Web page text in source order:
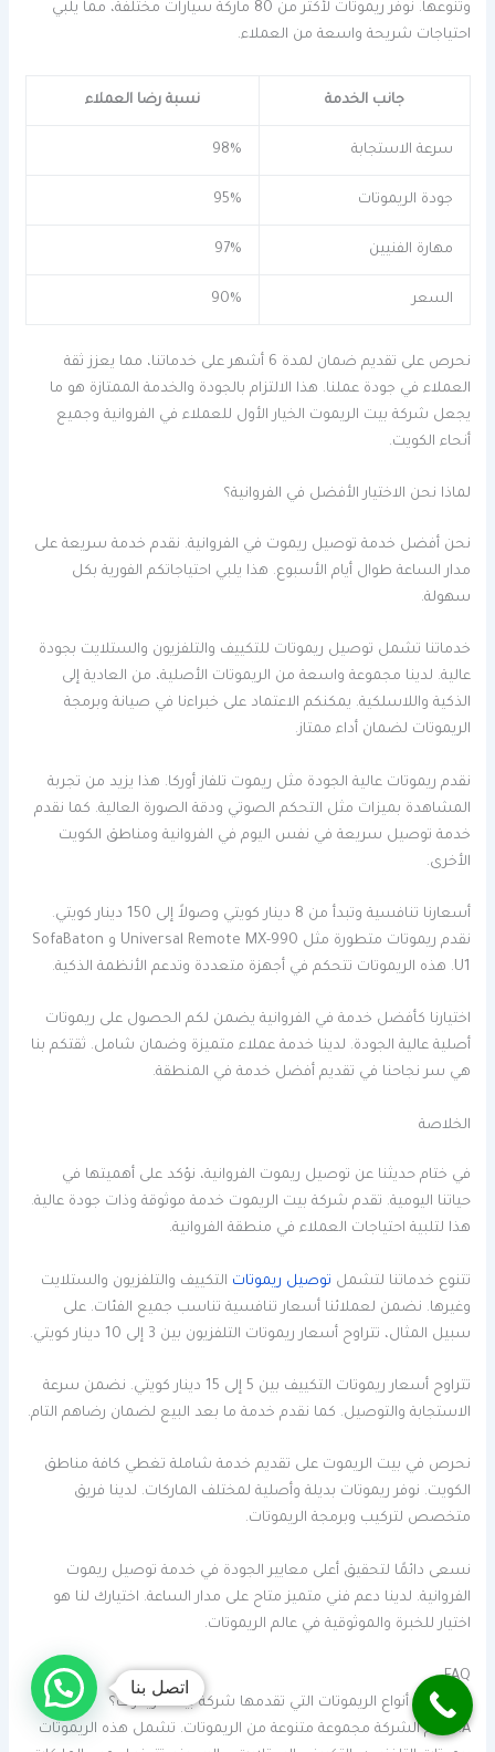
وتنوعها. نوفر ريموتات لأكثر من 80 ماركة سيارات مختلفة، مما يلبي
احتياجات شريحة واسعة من العملاء.
جانب الخدمة نسبة رضا العملاء
سرعة الاستجابة 98%
جودة الريموتات 95%
مهارة الفنيين 97%
السعر 90%
نحرص على تقديم ضمان لمدة 6 أشهر على خدماتنا، مما يعزز ثقة
العملاء في جودة عملنا. هذا الالتزام بالجودة والخدمة الممتازة هو ما
يجعل شركة بيت الريموت الخيار الأول للعملاء في الفروانية وجميع
أنحاء الكويت.
لماذا نحن الاختيار الأفضل في الفروانية؟
نحن أفضل خدمة توصيل ريموت في الفروانية. نقدم خدمة سريعة على
مدار الساعة طوال أيام الأسبوع. هذا يلبي احتياجاتكم الفورية بكل
سهولة.
خدماتنا تشمل توصيل ريموتات للتكييف والتلفزيون والستلايت بجودة
عالية. لدينا مجموعة واسعة من الريموتات الأصلية، من العادية إلى
الذكية واللاسلكية. يمكنكم الاعتماد على خبراءنا في صيانة وبرمجة
الريموتات لضمان أداء ممتاز.
نقدم ريموتات عالية الجودة مثل ريموت تلفاز أوركا. هذا يزيد من تجربة
المشاهدة بميزات مثل التحكم الصوتي ودقة الصورة العالية. كما نقدم
خدمة توصيل سريعة في نفس اليوم في الفروانية ومناطق الكويت
الأخرى.
أسعارنا تنافسية وتبدأ من 8 دينار كويتي وصولاً إلى 150 دينار كويتي.
نقدم ريموتات متطورة مثل Universal Remote MX-990 و SofaBaton
U1. هذه الريموتات تتحكم في أجهزة متعددة وتدعم الأنظمة الذكية.
اختيارنا كأفضل خدمة في الفروانية يضمن لكم الحصول على ريموتات
أصلية عالية الجودة. لدينا خدمة عملاء متميزة وضمان شامل. ثقتكم بنا
هي سر نجاحنا في تقديم أفضل خدمة في المنطقة.
الخلاصة
في ختام حديثنا عن توصيل ريموت الفروانية، نؤكد على أهميتها في
حياتنا اليومية. تقدم شركة بيت الريموت خدمة موثوقة وذات جودة عالية.
هذا لتلبية احتياجات العملاء في منطقة الفروانية.
تتنوع خدماتنا لتشمل توصيل ريموتات التكييف والتلفزيون والستلايت
وغيرها. نضمن لعملائنا أسعار تنافسية تناسب جميع الفئات. على
سبيل المثال، تتراوح أسعار ريموتات التلفزيون بين 3 إلى 10 دينار كويتي.
تتراوح أسعار ريموتات التكييف بين 5 إلى 15 دينار كويتي. نضمن سرعة
الاستجابة والتوصيل. كما نقدم خدمة ما بعد البيع لضمان رضاهم التام.
نحرص في بيت الريموت على تقديم خدمة شاملة تغطي كافة مناطق
الكويت. نوفر ريموتات بديلة وأصلية لمختلف الماركات. لدينا فريق
متخصص لتركيب وبرمجة الريموتات.
نسعى دائمًا لتحقيق أعلى معايير الجودة في خدمة توصيل ريموت
الفروانية. لدينا دعم فني متميز متاح على مدار الساعة. اختيارك لنا هو
اختيار للخبرة والموثوقية في عالم الريموتات.
FAQ
A: تقدم الشركة مجموعة متنوعة من الريموتات. تشمل هذه الريموتات
اتصل بنا